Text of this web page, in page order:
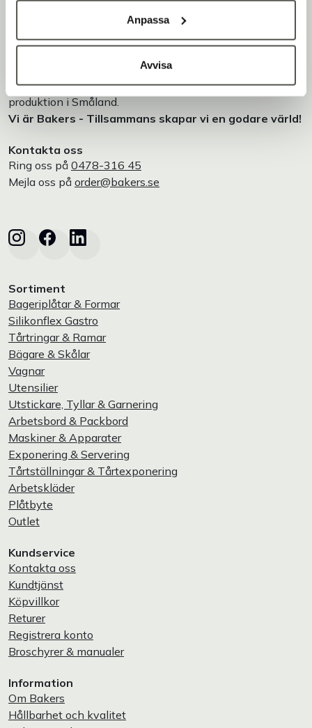
Anpassa
Avvisa
Bakers är en helhetsleverantör av professionell
utrustning för bageri, konditori och restaurang – med egen
produktion i Småland.
Vi är Bakers - Tillsammans skapar vi en godare värld!
Kontakta oss
Ring oss på 0478-316 45
Mejla oss på order@bakers.se
Sortiment
Bageriplåtar & Formar
Silikonflex Gastro
Tårtringar & Ramar
Bägare & Skålar
Vagnar
Utensilier
Utstickare, Tyllar & Garnering
Arbetsbord & Packbord
Maskiner & Apparater
Exponering & Servering
Tårtställningar & Tårtexponering
Arbetskläder
Plåtbyte
Outlet
Kundservice
Kontakta oss
Kundtjänst
Köpvillkor
Returer
Registrera konto
Broschyrer & manualer
Information
Om Bakers
Hållbarhet och kvalitet